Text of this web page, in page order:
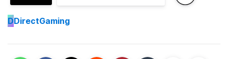
DDirectGaming